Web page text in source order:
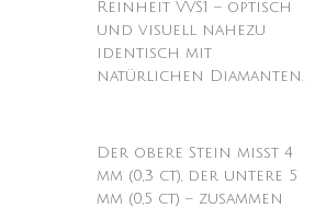
Reinheit VVS1 – optisch
und visuell nahezu
identisch mit
natürlichen Diamanten.
Der obere Stein misst 4
mm (0,3 ct), der untere 5
mm (0,5 ct) – zusammen